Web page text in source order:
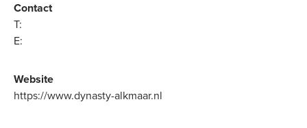
Contact
T:
E:
Website
https://www.dynasty-alkmaar.nl